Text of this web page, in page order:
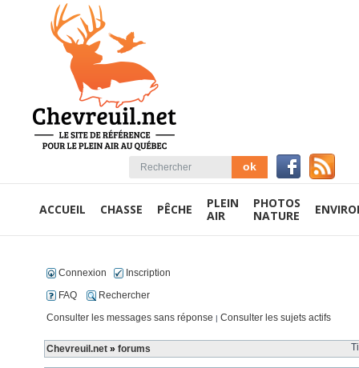
ACCUEIL CHASSE PÊCHE
PLEIN
AIR
PHOTOS
NATURE
Connexion
Inscription
FAQ
Rechercher
Consulter les messages sans réponse | Consulter les sujets actifs
Chevreuil.net » forums